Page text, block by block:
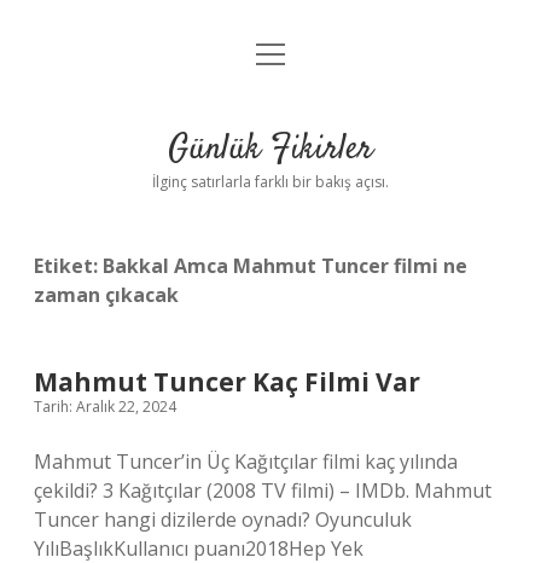
Anasayfa
Yasal Uyarı
menüyü
Günlük Fikirler
İlginç satırlarla farklı bir bakış açısı.
Etiket: Bakkal Amca Mahmut Tuncer filmi ne
zaman çıkacak
Mahmut Tuncer Kaç Filmi Var
Tarih: Aralık 22, 2024
Mahmut Tuncer’in Üç Kağıtçılar filmi kaç yılında
çekildi? 3 Kağıtçılar (2008 TV filmi) – IMDb. Mahmut
Tuncer hangi dizilerde oynadı? Oyunculuk
YılıBaşlıkKullanıcı puanı2018Hep Yek